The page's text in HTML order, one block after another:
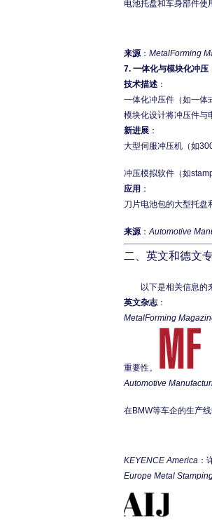
电池托盘和车身部件使
来源： MetalForming
7. 一体化与模块化冲压
技术描述 ：
一体化冲压件（如一体
模块化设计将冲压件与
新进展 ：
大型伺服冲压机（如
冲压模拟软件（如
应用 ：
刀片电池包的大型托盘
来源：Automotive
二、英文和德文
英文杂志：
MetalForming
重要性。
Automotive
在BMW等车企的生产线
KEYENCE America ：
Europe Metal